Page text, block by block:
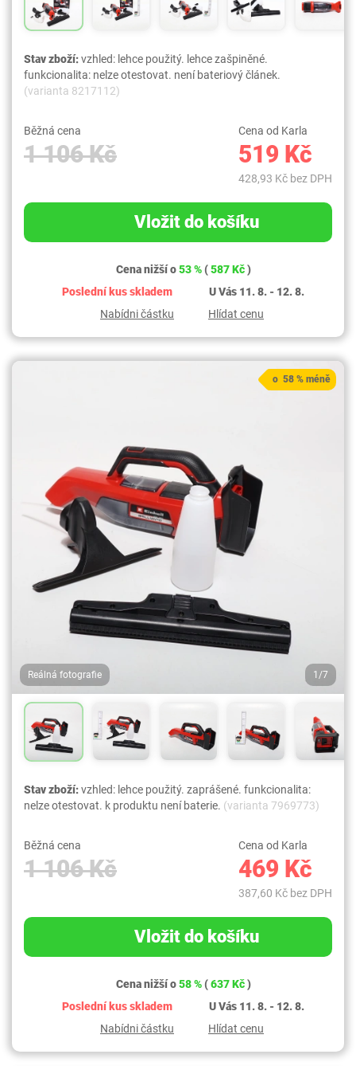
Stav zboží:vzhled: lehce použitý. lehce zašpiněné.
funkcionalita: nelze otestovat. není bateriový článek.
(varianta 8217112)
Běžná cena
1 106 Kč
Cena od Karla
519 Kč
428,93 Kč bez DPH
Vložit do košíku
Cena nižší o53 %(587 Kč)
Poslední kus skladem
U Vás 11. 8. - 12. 8.
Nabídni částku
Hlídat cenu
Reálná fotografie 1/7
o 58 % méně
Stav zboží:vzhled: lehce použitý. zaprášené. funkcionalita:
nelze otestovat. k produktu není baterie. (varianta 7969773)
Běžná cena
1 106 Kč
Cena od Karla
469 Kč
387,60 Kč bez DPH
Vložit do košíku
Cena nižší o58 %(637 Kč)
Poslední kus skladem
U Vás 11. 8. - 12. 8.
Nabídni částku
Hlídat cenu